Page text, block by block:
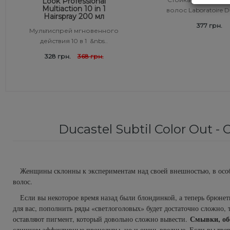
Multiaction 10 in 1
Hairspray 200 мл
Мультиспрей мгновенного
действия 10 в 1 &nbs..
328 грн.
368 грн.
волос Laboratoire
377 грн.
Ducastel Subtil Color Out -
Женщины склонны к экспериментам над своей внешностью, в
волос.
Если вы некоторое время назад были блондинкой, а теперь
для вас, пополнить ряды «светлоголовых» будет достаточно
оставляют пигмент, который довольно сложно вывести. Смывки,
Средства от перхоти
Сыворотка, флюид для волос
Subtil Color Lab Instant Detox - Серия детокс для кожи
головы
Subtil Color Lab Maitrise Parfaite – Серия для кучерявых
Subtil Color Lab Volume Intense – Серия для объема
Subtil Design - Серия стайлинг и нежный уход
Subtil Design Lab - Серия для максимального
сохранения цвета волос
Revlon Professional
Schwarzkopf Professional
Technique
Termix
Tico Professional